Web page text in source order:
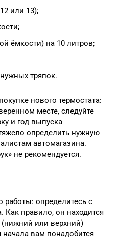
или 13);
ёмкости) на 10 литров;
тряпок.
нового термостата:
месте, следуйте
и год выпуска
определить нужную
автомагазина.
не рекомендуется.
работы: определитесь с
Как правило, он находится
(нижний или верхний)
начала вам понадобится